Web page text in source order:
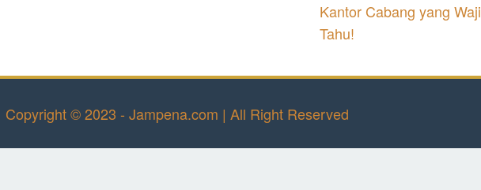
Kantor Cabang yang
Tahu!
Copyright © 2023 - Jampena.com | All Right Reserved